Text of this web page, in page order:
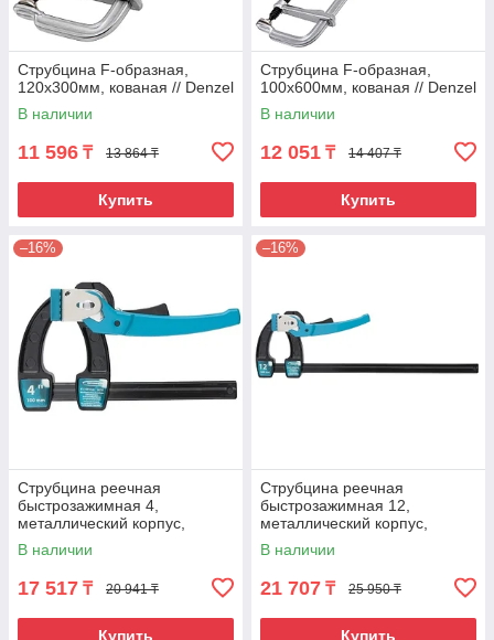
Струбцина F-образная,
120x300мм, кованая // Denzel
В наличии
11 596 ₸ 13 864 ₸
Купить
Струбцина F-образная,
100x600мм, кованая // Denzel
В наличии
12 051 ₸ 14 407 ₸
Купить
–16%
Струбцина реечная
быстрозажимная 4,
металлический корпус,
рычажный храповой
механизм, 100 мм Gross
В наличии
17 517 ₸ 20 941 ₸
Купить
–16%
Струбцина реечная
быстрозажимная 12,
металлический корпус,
рычажный храповой
механизм, 300 мм Gross
В наличии
21 707 ₸ 25 950 ₸
Купить